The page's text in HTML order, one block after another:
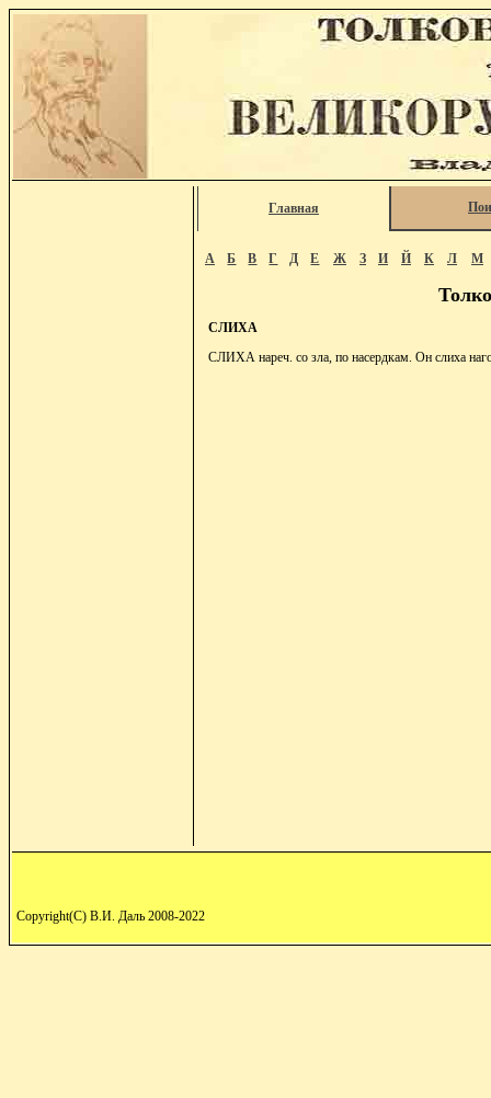
Главная
А Б В Г Д Е Ж З И Й К Л М
СЛИХА
СЛИХА нареч. со зла, по насердкам. Он слиха
Copyright(C) В.И. Даль 2008-2022